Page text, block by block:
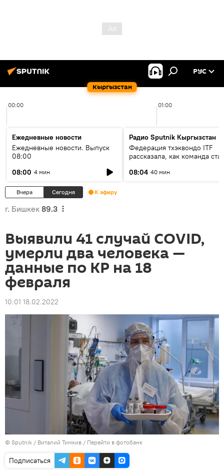
Кыргызстан
РУС
00:00 01:00
Ежедневные новости
Ежедневные новости. Выпуск
08:00
08:00 4 мин
Радио Sputnik Кыргызстан
Федерация тхэквондо ITF
рассказала, как команда
08:04 40 мин
Вчера Сегодня К эфиру
г. Бишкек 89.3
Выявили 41 случай COVID,
умерли два человека —
данные по КР на 18
февраля
10:01 18.02.2022
© Sputnik / Виталий Тимкив / Перейти в фотобанк
Подписаться